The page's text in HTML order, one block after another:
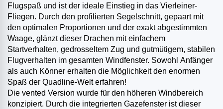
Flugspaß und ist der ideale Einstieg in das Vierleiner-
Fliegen. Durch den profilierten Segelschnitt, gepaart mit
den optimalen Proportionen und der exakt abgestimmten
Waage, glänzt dieser Drachen mit einfachem
Startverhalten, gedrosseltem Zug und gutmütigem, stabilen
Flugverhalten im gesamten Windfenster. Sowohl Anfänger
als auch Könner erhalten die Möglichkeit den enormen
Spaß der Quadline-Welt erfahren!
Die vented Version wurde für den höheren Windbereich
konzipiert. Durch die integrierten Gazefenster ist dieser